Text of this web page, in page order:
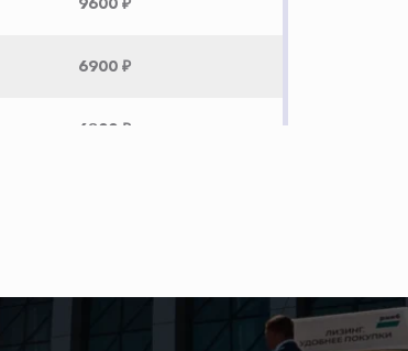
6900 ₽
6800 ₽